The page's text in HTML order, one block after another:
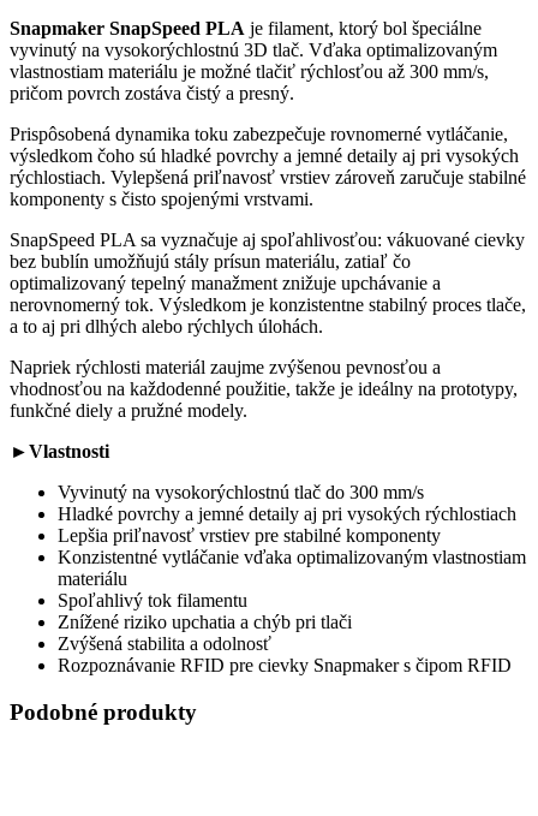
Snapmaker SnapSpeed PLA je filament, ktorý bol špeciálne
vyvinutý na vysokorýchlostnú 3D tlač. Vďaka optimalizovaným
vlastnostiam materiálu je možné tlačiť rýchlosťou až 300 mm/s,
pričom povrch zostáva čistý a presný.
Prispôsobená dynamika toku zabezpečuje rovnomerné vytláčanie,
výsledkom čoho sú hladké povrchy a jemné detaily aj pri vysokých
rýchlostiach. Vylepšená priľnavosť vrstiev zároveň zaručuje stabilné
komponenty s čisto spojenými vrstvami.
SnapSpeed PLA sa vyznačuje aj spoľahlivosťou: vákuované cievky
bez bublín umožňujú stály prísun materiálu, zatiaľ čo
optimalizovaný tepelný manažment znižuje upchávanie a
nerovnomerný tok. Výsledkom je konzistentne stabilný proces tlače,
a to aj pri dlhých alebo rýchlych úlohách.
Napriek rýchlosti materiál zaujme zvýšenou pevnosťou a
vhodnosťou na každodenné použitie, takže je ideálny na prototypy,
funkčné diely a pružné modely.
►Vlastnosti
Vyvinutý na vysokorýchlostnú tlač do 300 mm/s
Hladké povrchy a jemné detaily aj pri vysokých rýchlostiach
Lepšia priľnavosť vrstiev pre stabilné komponenty
Konzistentné vytláčanie vďaka optimalizovaným vlastnostiam
materiálu
Spoľahlivý tok filamentu
Znížené riziko upchatia a chýb pri tlači
Zvýšená stabilita a odolnosť
Rozpoznávanie RFID pre cievky Snapmaker s čipom RFID
Podobné produkty